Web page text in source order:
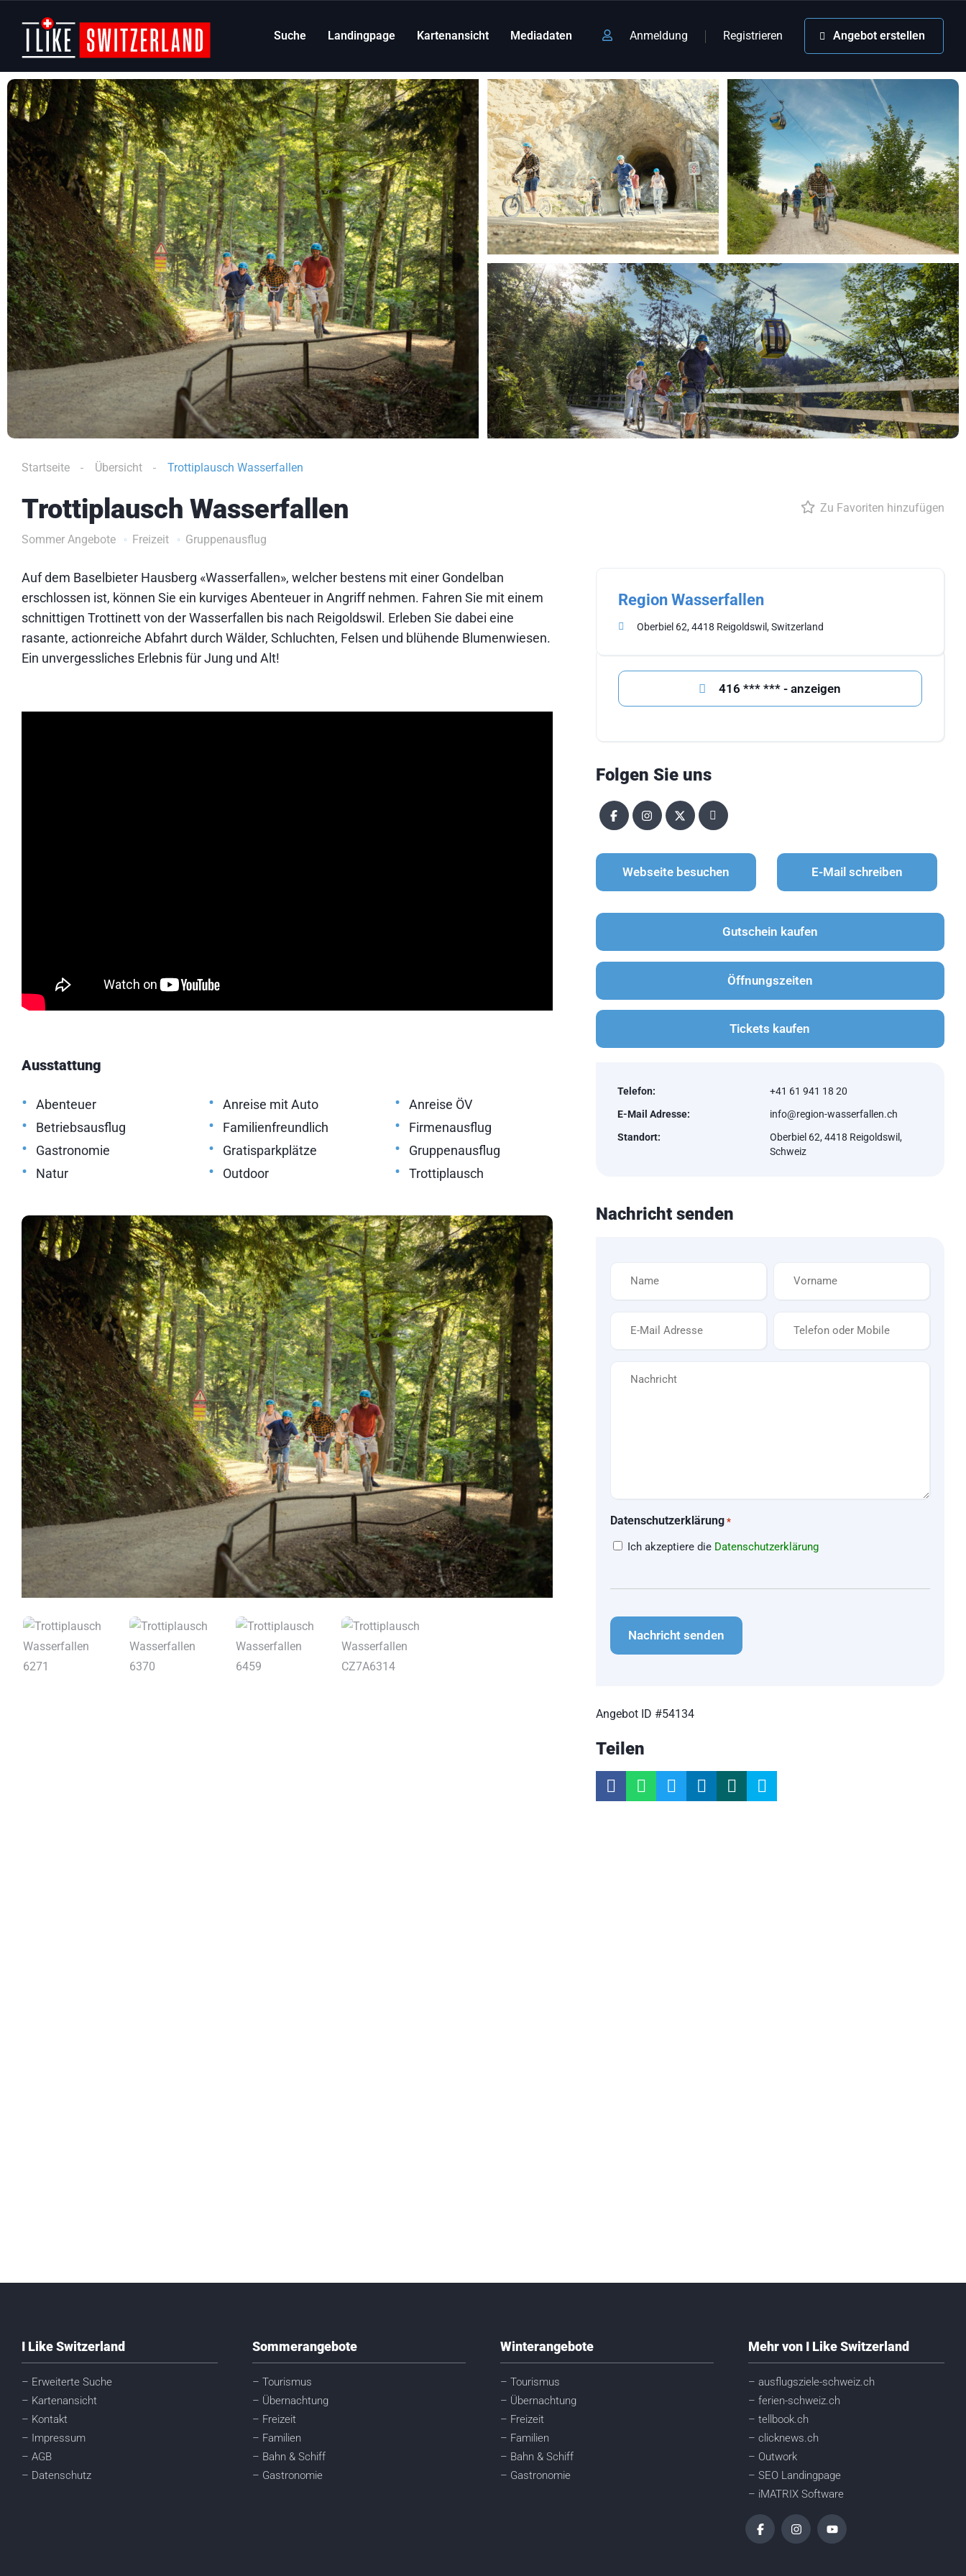
Suche Landingpage Kartenansicht Mediadaten Anmeldung Registrieren Angebot erstellen
Startseite Übersicht Trottiplausch Wasserfallen
Trottiplausch Wasserfallen
Sommer Angebote Freizeit Gruppenausflug
Zu Favoriten hinzufügen
Auf dem Baselbieter Hausberg «Wasserfallen», welcher bestens mit einer Gondelban
erschlossen ist, können Sie ein kurviges Abenteuer in Angriff nehmen. Fahren Sie mit einem
schnittigen Trottinett von der Wasserfallen bis nach Reigoldswil. Erleben Sie dabei eine
rasante, actionreiche Abfahrt durch Wälder, Schluchten, Felsen und blühende Blumenwiesen.
Ein unvergessliches Erlebnis für Jung und Alt!
Ausstattung
• Abenteuer • Anreise mit Auto • Anreise ÖV
• Betriebsausflug • Familienfreundlich • Firmenausflug
• Gastronomie • Gratisparkplätze • Gruppenausflug
• Natur • Outdoor • Trottiplausch
Region Wasserfallen
Oberbiel 62, 4418 Reigoldswil, Switzerland
416 *** *** - anzeigen
Folgen Sie uns
Webseite besuchen E-Mail schreiben
Gutschein kaufen
Öffnungszeiten
Tickets kaufen
Telefon:
+41 61 941 18 20
E-Mail Adresse:
info@region-wasserfallen.ch
Standort:
Oberbiel 62, 4418 Reigoldswil,
Schweiz
Nachricht senden
*
Datenschutzerklärung *
Ich akzeptiere die Datenschutzerklärung
Angebot ID #54134
Teilen
I Like Switzerland
– Erweiterte Suche
– Kartenansicht
– Kontakt
– Impressum
– AGB
– Datenschutz
Sommerangebote
– Tourismus
– Übernachtung
– Freizeit
– Familien
– Bahn & Schiff
– Gastronomie
Winterangebote
– Tourismus
– Übernachtung
– Freizeit
– Familien
– Bahn & Schiff
– Gastronomie
Mehr von I Like Switzerland
– ausflugsziele-schweiz.ch
– ferien-schweiz.ch
– tellbook.ch
– clicknews.ch
– Outwork
– SEO Landingpage
– iMATRIX Software